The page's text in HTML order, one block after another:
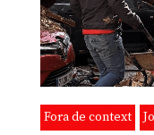
Fora de context